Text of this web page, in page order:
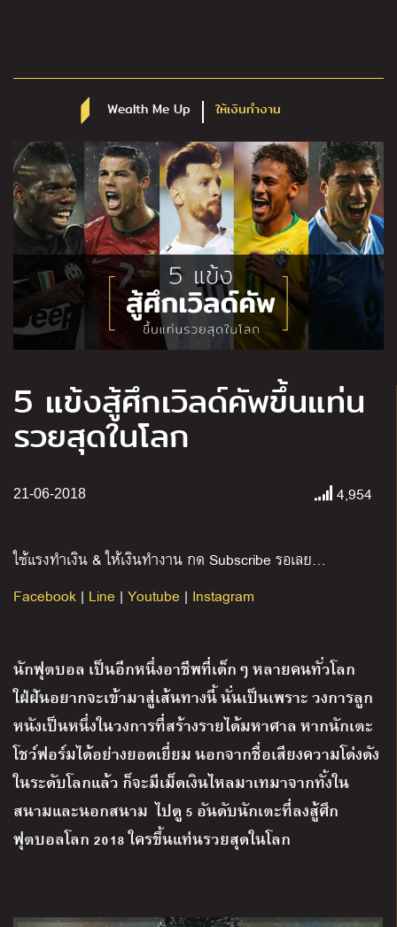
Wealth Me Up ให้เงินทำงาน
5 แข้งสู้ศึกเวิลด์คัพขึ้นแท่น
รวยสุดในโลก
21-06-2018 4,954
ใช้แรงทำเงิน & ให้เงินทำงาน กด Subscribe รอเลย…
Facebook | Line | Youtube | Instagram
นักฟุตบอล เป็นอีกหนึ่งอาชีพที่เด็กๆ หลายคนทั่วโลก
ใฝ่ฝันอยากจะเข้ามาสู่เส้นทางนี้ นั่นเป็นเพราะวงการลูก
หนังเป็นหนึ่งในวงการที่สร้างรายได้มหาศาล หากนักเตะ
โชว์ฟอร์มได้อย่างยอดเยี่ยมนอกจากชื่อเสียงความโด่งดัง
ในระดับโลกแล้ว ก็จะมีเม็ดเงินไหลมาเทมาจากทั้งใน
สนามและนอกสนาม ไปดู 5 อันดับนักเตะที่ลงสู้ศึก
ฟุตบอลโลก 2018 ใครขึ้นแท่นรวยสุดในโลก